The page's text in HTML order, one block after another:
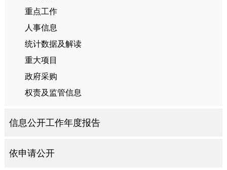
重点工作
人事信息
统计数据及解读
重大项目
政府采购
权责及监管信息
信息公开工作年度报告
依申请公开